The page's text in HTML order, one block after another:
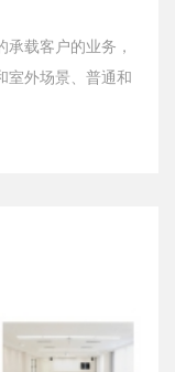
载客户的业务，
室外场景、普通和